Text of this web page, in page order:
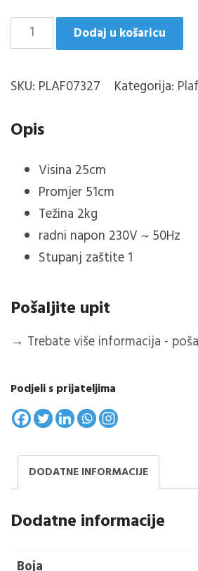
je:
265,80 KM.
FLOWER
plafonjera
količina
Dodaj u košaricu
SKU: PLAF07327 Kategorija:
Opis
Visina 25cm
Promjer 51cm
Težina 2kg
radni napon 230V ~ 50Hz
Stupanj zaštite 1
Pošaljite upit
→ Trebate više informacija -
Podjeli s prijateljima
DODATNE INFORMACIJE
Dodatne informacije
Boja